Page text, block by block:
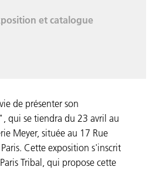
et catalogue
de présenter son
qui se tiendra du 23 avril au
Meyer, située au 17 Rue
Cette exposition s'inscrit
Tribal, qui propose cette